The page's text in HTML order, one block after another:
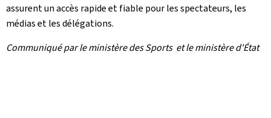
assurent un accès rapide et fiable pour les spectateurs, les
médias et les délégations.
Communiqué par le ministère des Sports et le ministère d'État